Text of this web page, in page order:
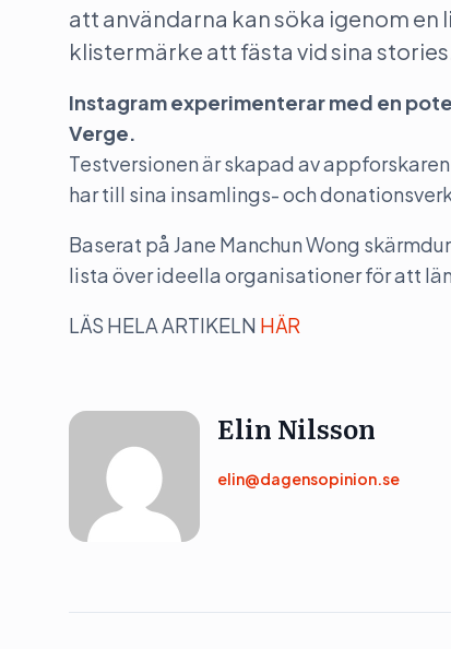
att användarna kan söka igenom
klistermärke att fästa vid sina stories.
Instagram experimenterar med en
Verge.
Testversionen är skapad av appforskaren
har till sina insamlings- och
Baserat på Jane Manchun Wong
lista över ideella organisationer för att
LÄS HELA ARTIKELN HÄR
Elin Nilsson
elin@dagensopinion.se